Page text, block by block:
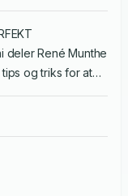
deler René Munthe
og triks for at
knekt
som gir en
blir
beste pizza.